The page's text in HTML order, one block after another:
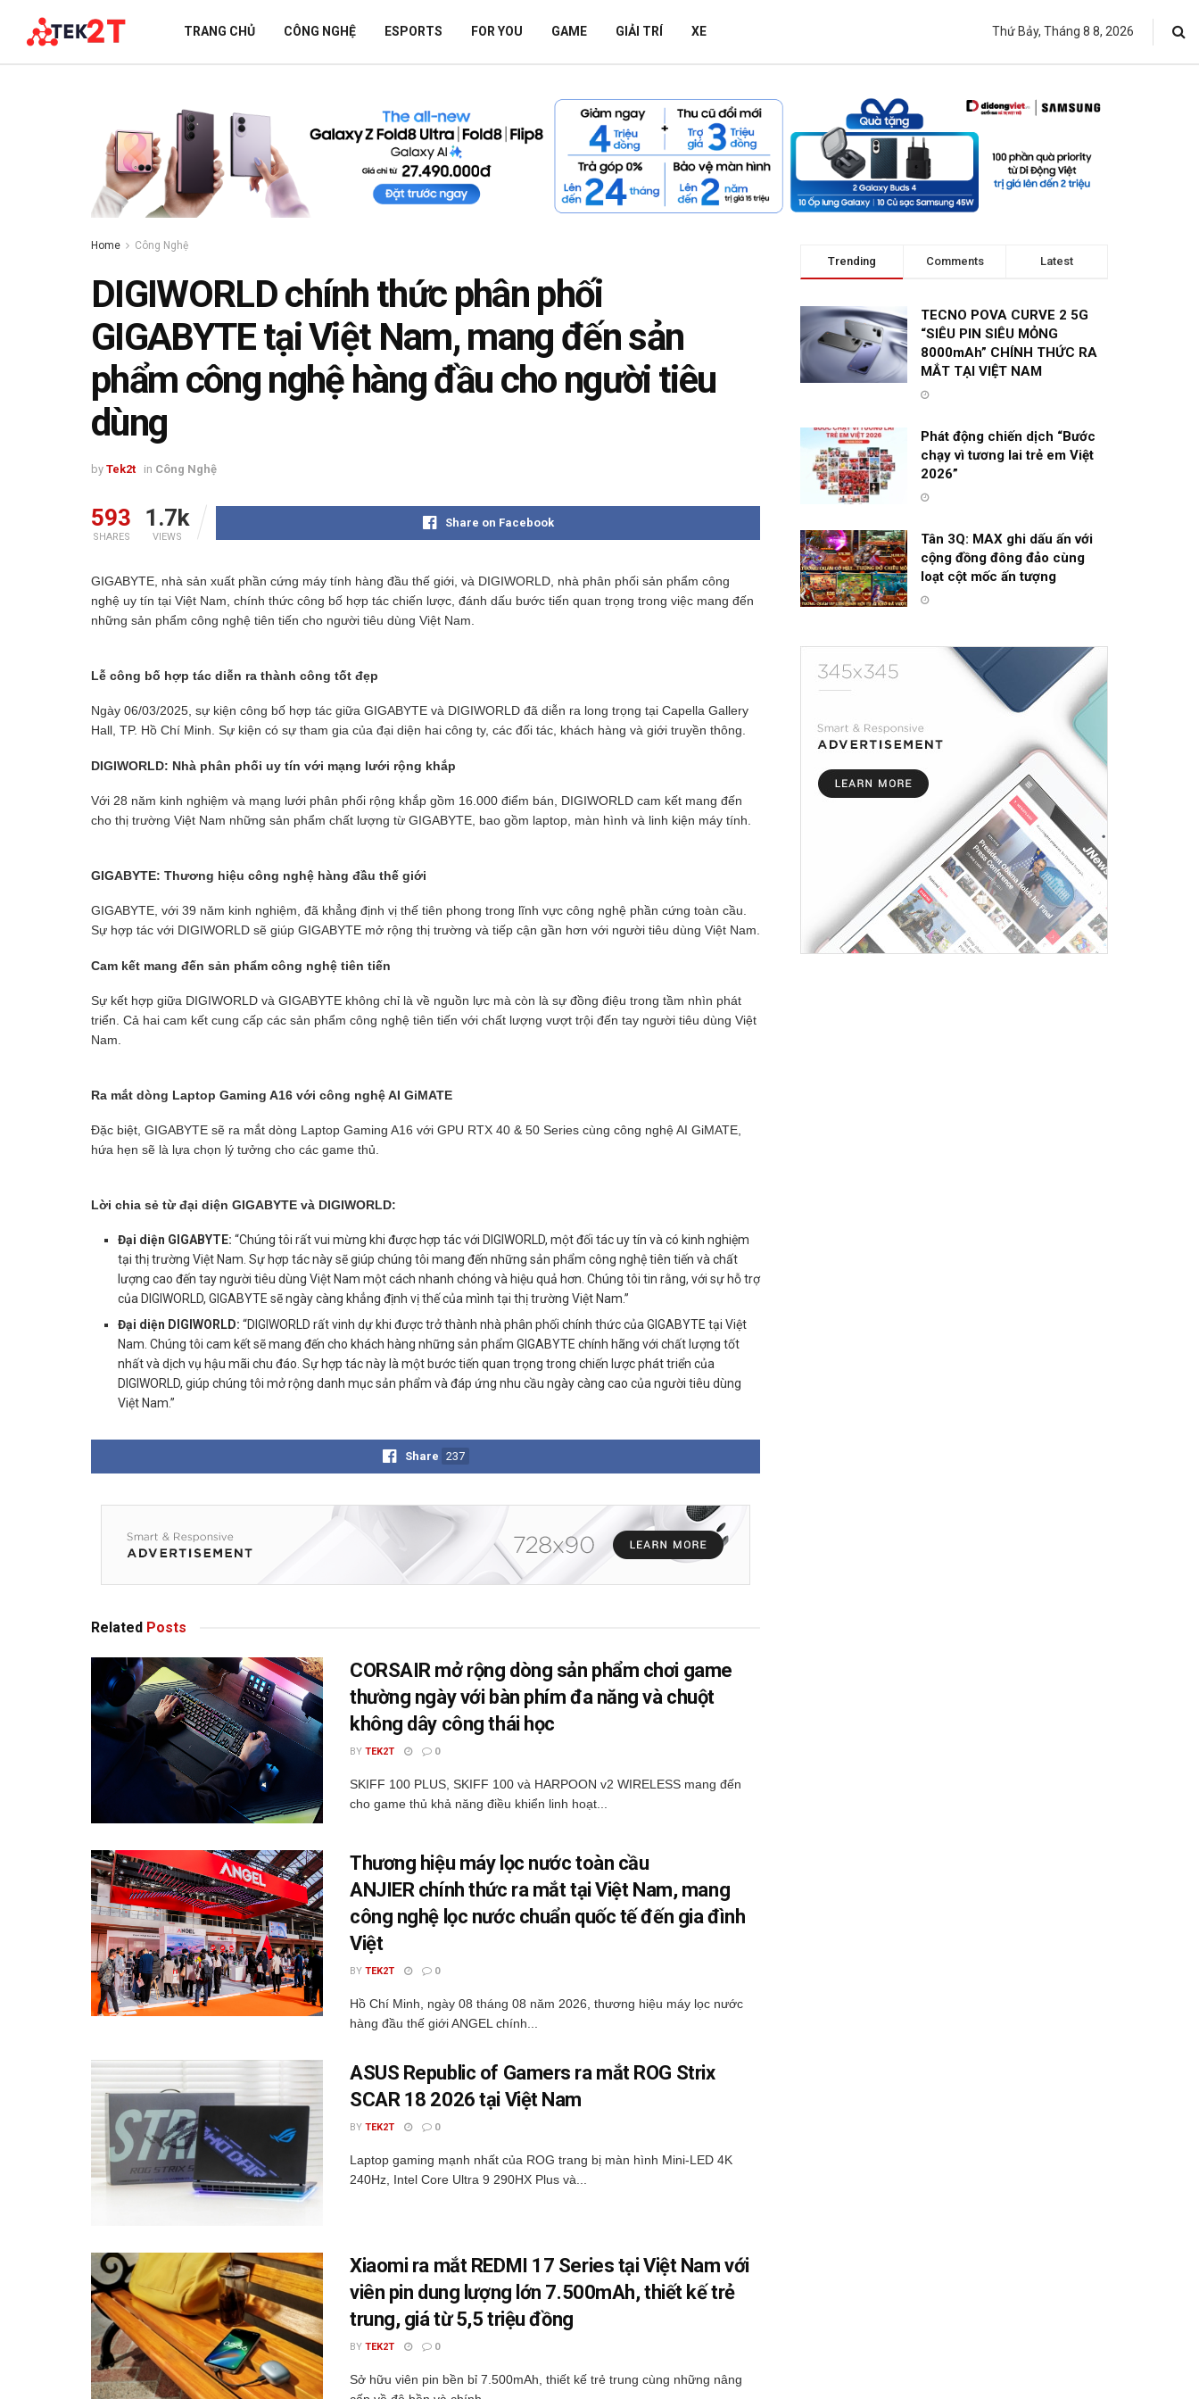
TRANG CHỦ CÔNG NGHỆ ESPORTS FOR YOU GAME GIẢI TRÍ XE Thứ Bảy, Tháng 8 8, 2026
Home Công Nghệ
DIGIWORLD chính thức phân phối
GIGABYTE tại Việt Nam, mang đến sản
phẩm công nghệ hàng đầu cho người tiêu
dùng
by Tek2t in Công Nghệ
593
SHARES
1.7k
VIEWS
Share on Facebook
GIGABYTE, nhà sản xuất phần cứng máy tính hàng đầu thế giới, và DIGIWORLD, nhà phân phối sản phẩm công
nghệ uy tín tại Việt Nam, chính thức công bố hợp tác chiến lược, đánh dấu bước tiến quan trọng trong việc mang đến
những sản phẩm công nghệ tiên tiến cho người tiêu dùng Việt Nam.
Lễ công bố hợp tác diễn ra thành công tốt đẹp
Ngày 06/03/2025, sự kiện công bố hợp tác giữa GIGABYTE và DIGIWORLD đã diễn ra long trọng tại Capella Gallery
Hall, TP. Hồ Chí Minh. Sự kiện có sự tham gia của đại diện hai công ty, các đối tác, khách hàng và giới truyền thông.
DIGIWORLD: Nhà phân phối uy tín với mạng lưới rộng khắp
Với 28 năm kinh nghiệm và mạng lưới phân phối rộng khắp gồm 16.000 điểm bán, DIGIWORLD cam kết mang đến
cho thị trường Việt Nam những sản phẩm chất lượng từ GIGABYTE, bao gồm laptop, màn hình và linh kiện máy tính.
GIGABYTE: Thương hiệu công nghệ hàng đầu thế giới
GIGABYTE, với 39 năm kinh nghiệm, đã khẳng định vị thế tiên phong trong lĩnh vực công nghệ phần cứng toàn cầu.
Sự hợp tác với DIGIWORLD sẽ giúp GIGABYTE mở rộng thị trường và tiếp cận gần hơn với người tiêu dùng Việt Nam.
Cam kết mang đến sản phẩm công nghệ tiên tiến
Sự kết hợp giữa DIGIWORLD và GIGABYTE không chỉ là về nguồn lực mà còn là sự đồng điệu trong tầm nhìn phát
triển. Cả hai cam kết cung cấp các sản phẩm công nghệ tiên tiến với chất lượng vượt trội đến tay người tiêu dùng Việt
Nam.
Ra mắt dòng Laptop Gaming A16 với công nghệ AI GiMATE
Đặc biệt, GIGABYTE sẽ ra mắt dòng Laptop Gaming A16 với GPU RTX 40 & 50 Series cùng công nghệ AI GiMATE,
hứa hẹn sẽ là lựa chọn lý tưởng cho các game thủ.
Lời chia sẻ từ đại diện GIGABYTE và DIGIWORLD:
Đại diện GIGABYTE: “Chúng tôi rất vui mừng khi được hợp tác với DIGIWORLD, một đối tác uy tín và có kinh nghiệm
tại thị trường Việt Nam. Sự hợp tác này sẽ giúp chúng tôi mang đến những sản phẩm công nghệ tiên tiến và chất
lượng cao đến tay người tiêu dùng Việt Nam một cách nhanh chóng và hiệu quả hơn. Chúng tôi tin rằng, với sự hỗ trợ
của DIGIWORLD, GIGABYTE sẽ ngày càng khẳng định vị thế của mình tại thị trường Việt Nam.”
Đại diện DIGIWORLD: “DIGIWORLD rất vinh dự khi được trở thành nhà phân phối chính thức của GIGABYTE tại Việt
Nam. Chúng tôi cam kết sẽ mang đến cho khách hàng những sản phẩm GIGABYTE chính hãng với chất lượng tốt
nhất và dịch vụ hậu mãi chu đáo. Sự hợp tác này là một bước tiến quan trọng trong chiến lược phát triển của
DIGIWORLD, giúp chúng tôi mở rộng danh mục sản phẩm và đáp ứng nhu cầu ngày càng cao của người tiêu dùng
Việt Nam.”
Share 237
Related Posts
CORSAIR mở rộng dòng sản phẩm chơi game
thường ngày với bàn phím đa năng và chuột
không dây công thái học
BY TEK2T 0
SKIFF 100 PLUS, SKIFF 100 và HARPOON v2 WIRELESS mang đến
cho game thủ khả năng điều khiển linh hoạt...
Thương hiệu máy lọc nước toàn cầu
ANJIER chính thức ra mắt tại Việt Nam, mang
công nghệ lọc nước chuẩn quốc tế đến gia đình
Việt
BY TEK2T 0
Hồ Chí Minh, ngày 08 tháng 08 năm 2026, thương hiệu máy lọc nước
hàng đầu thế giới ANGEL chính...
ASUS Republic of Gamers ra mắt ROG Strix
SCAR 18 2026 tại Việt Nam
BY TEK2T 0
Laptop gaming mạnh nhất của ROG trang bị màn hình Mini-LED 4K
240Hz, Intel Core Ultra 9 290HX Plus và...
Xiaomi ra mắt REDMI 17 Series tại Việt Nam với
viên pin dung lượng lớn 7.500mAh, thiết kế trẻ
trung, giá từ 5,5 triệu đồng
BY TEK2T 0
Sở hữu viên pin bền bỉ 7.500mAh, thiết kế trẻ trung cùng những nâng
Trending Comments Latest
TECNO POVA CURVE 2 5G
“SIÊU PIN SIÊU MỎNG
8000mAh” CHÍNH THỨC RA
MẮT TẠI VIỆT NAM
Phát động chiến dịch “Bước
chạy vì tương lai trẻ em Việt
2026”
Tân 3Q: MAX ghi dấu ấn với
cộng đồng đông đảo cùng
loạt cột mốc ấn tượng